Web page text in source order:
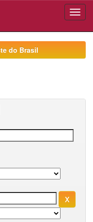
do Brasil